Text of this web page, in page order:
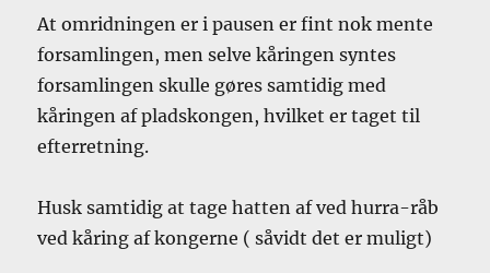
At omridningen er i pausen er fint nok mente
forsamlingen, men selve kåringen syntes
forsamlingen skulle gøres samtidig med
kåringen af pladskongen, hvilket er taget til
efterretning.
Husk samtidig at tage hatten af ved hurra-råb
ved kåring af kongerne ( såvidt det er muligt)